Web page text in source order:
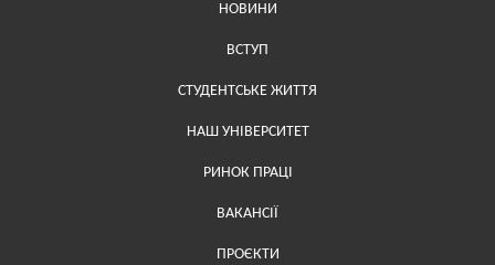
НОВИНИ
ВСТУП
СТУДЕНТСЬКЕ ЖИТТЯ
НАШ УНІВЕРСИТЕТ
РИНОК ПРАЦІ
ВАКАНСІЇ
ПРОЄКТИ